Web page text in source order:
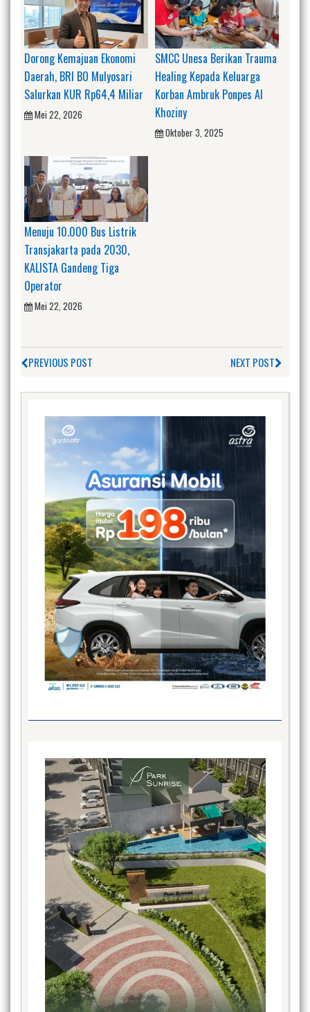
Dorong Kemajuan Ekonomi
Daerah, BRI BO Mulyosari
Salurkan KUR Rp64,4 Miliar
Mei 22, 2026
SMCC Unesa Berikan Trauma
Healing Kepada Keluarga
Korban Ambruk Ponpes Al
Khoziny
Oktober 3, 2025
Menuju 10.000 Bus Listrik
Transjakarta pada 2030,
KALISTA Gandeng Tiga
Operator
Mei 22, 2026
PREVIOUS POST NEXT POST